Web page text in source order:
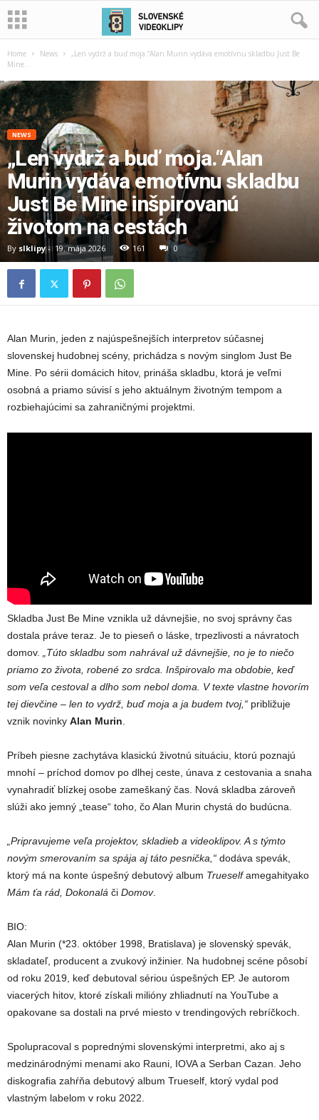
Home News
„Len vydrž a buď moja.“Alan Murin vydáva emotívnu skladbu Just Be
Mine...
NEWS
„Len vydrž a buď moja.“Alan
Murin vydáva emotívnu skladbu
Just Be Mine inšpirovanú
životom na cestách
By slklipy- 19. mája 2026 161 0
Alan Murin, jeden z najúspešnejších interpretov súčasnej
slovenskej hudobnej scény, prichádza s novým singlom Just Be
Mine. Po sérii domácich hitov, prináša skladbu, ktorá je veľmi
osobná a priamo súvisí s jeho aktuálnym životným tempom a
rozbiehajúcimi sa zahraničnými projektmi.
Skladba Just Be Mine vznikla už dávnejšie, no svoj správny čas
dostala práve teraz. Je to pieseň o láske, trpezlivosti a návratoch
domov. „Túto skladbu som nahrával už dávnejšie, no je to niečo
priamo zo života, robené zo srdca. Inšpirovalo ma obdobie, keď
som veľa cestoval a dlho som nebol doma. V texte vlastne hovorím
tej dievčine – len to vydrž, buď moja a ja budem tvoj,“ približuje
vznik novinky Alan Murin.
Príbeh piesne zachytáva klasickú životnú situáciu, ktorú poznajú
mnohí – príchod domov po dlhej ceste, únava z cestovania a snaha
vynahradiť blízkej osobe zameškaný čas. Nová skladba zároveň
slúži ako jemný „tease“ toho, čo Alan Murin chystá do budúcna.
„Pripravujeme veľa projektov, skladieb a videoklipov. A s týmto
novým smerovaním sa spája aj táto pesnička,“ dodáva spevák,
ktorý má na konte úspešný debutový album Trueselfamegahityako
Mám ťa rád, Dokonalá či Domov.
BIO:
Alan Murin (*23. október 1998, Bratislava) je slovenský spevák,
skladateľ, producent a zvukový inžinier. Na hudobnej scéne pôsobí
od roku 2019, keď debutoval sériou úspešných EP. Je autorom
viacerých hitov, ktoré získali milióny zhliadnutí na YouTube a
opakovane sa dostali na prvé miesto v trendingových rebríčkoch.
Spolupracoval s poprednými slovenskými interpretmi, ako aj s
medzinárodnými menami ako Rauni, IOVA a Serban Cazan. Jeho
diskografia zahŕňa debutový album Trueself, ktorý vydal pod
vlastným labelom v roku 2022.